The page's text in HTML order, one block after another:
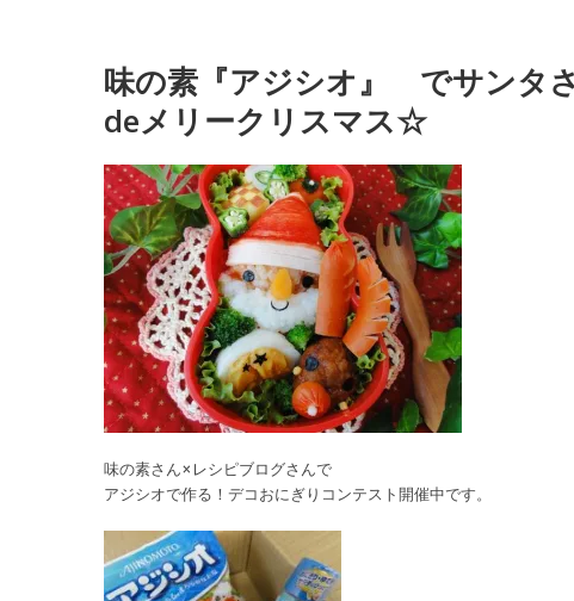
味の素『アジシオ』 でサンタ
deメリークリスマス☆
味の素さん×レシピブログさんで
アジシオで作る！デコおにぎりコンテスト開催中です。